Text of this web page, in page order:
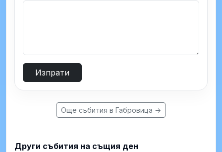
Изпрати
Още събития в Габровица →
Други събития на същия ден